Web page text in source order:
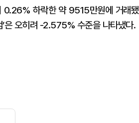
0.26% 하락한 약 9515만원에 거래됐
’은 오히려 -2.575% 수준을 나타냈다.